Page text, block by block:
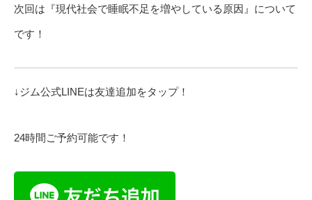
次回は『現代社会で睡眠不足を増やしている原因』について
です！
↓ジム公式LINEは友達追加をタップ！
24時間ご予約可能です！